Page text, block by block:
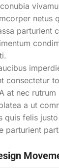
netus
parturient
consectetur
at nec rutrum
a ut
quis felis
parturient